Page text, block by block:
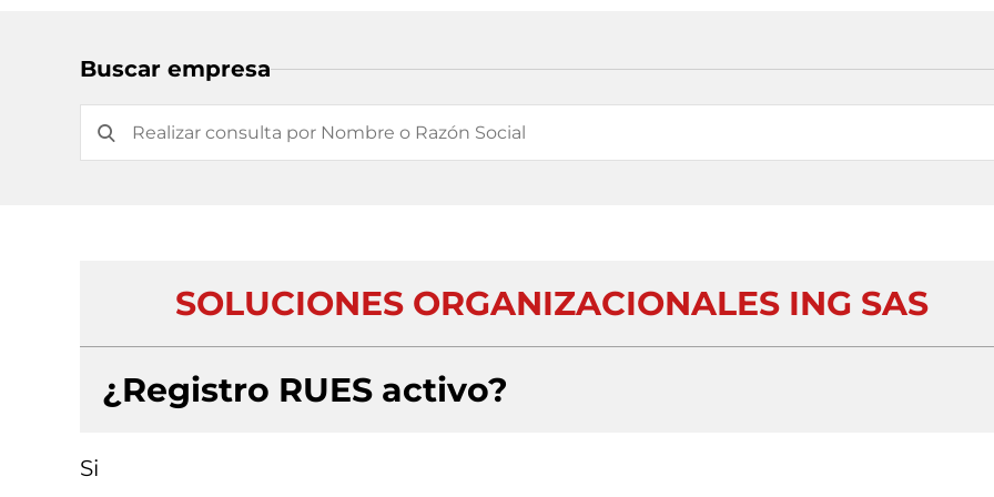
Buscar empresa
SOLUCIONES ORGANIZACIONALES ING SAS
¿Registro RUES activo?
Si